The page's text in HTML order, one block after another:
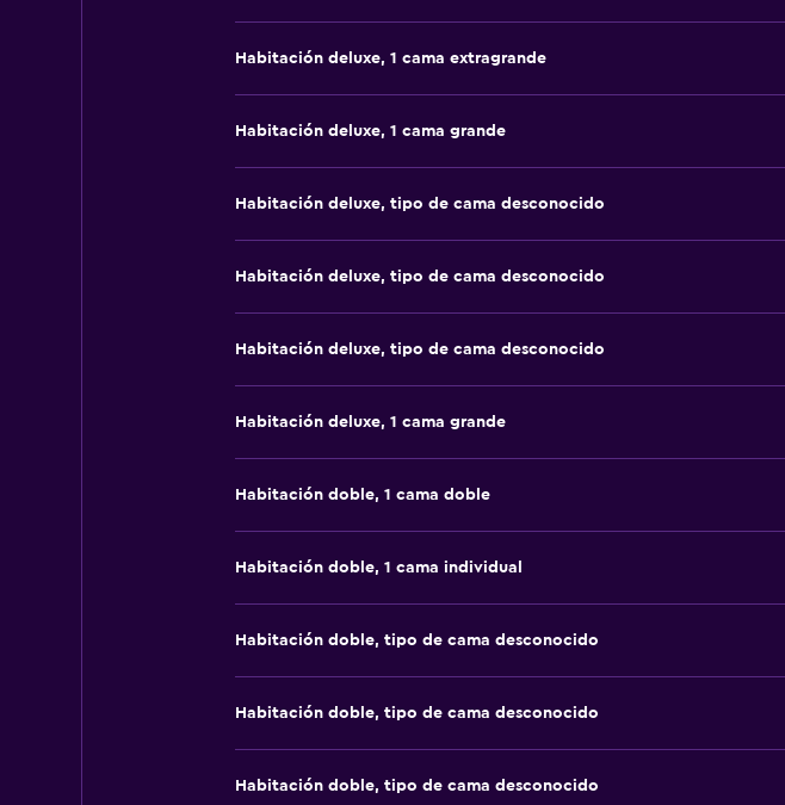
Habitación deluxe, 1 cama extragrande
Habitación deluxe, 1 cama grande
Habitación deluxe, tipo de cama desconocido
Habitación deluxe, tipo de cama desconocido
Habitación deluxe, tipo de cama desconocido
Habitación deluxe, 1 cama grande
Habitación doble, 1 cama doble
Habitación doble, 1 cama individual
Habitación doble, tipo de cama desconocido
Habitación doble, tipo de cama desconocido
Habitación doble, tipo de cama desconocido